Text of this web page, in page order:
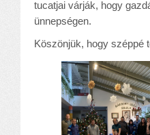
tucatjai várják, hogy
ünnepségen.
Köszönjük, hogy széppé